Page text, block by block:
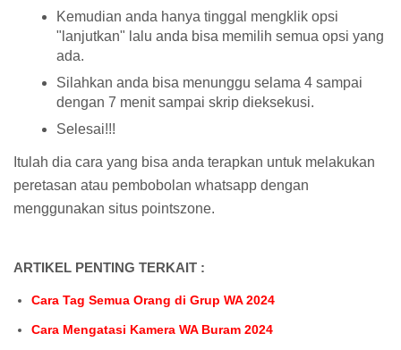
Kemudian anda hanya tinggal mengklik opsi
"lanjutkan" lalu anda bisa memilih semua opsi yang
ada.
Silahkan anda bisa menunggu selama 4 sampai
dengan 7 menit sampai skrip dieksekusi.
Selesai!!!
Itulah dia cara yang bisa anda terapkan untuk melakukan
peretasan atau pembobolan whatsapp dengan
menggunakan situs pointszone.
ARTIKEL PENTING TERKAIT :
Cara Tag Semua Orang di Grup WA 2024
Cara Mengatasi Kamera WA Buram 2024